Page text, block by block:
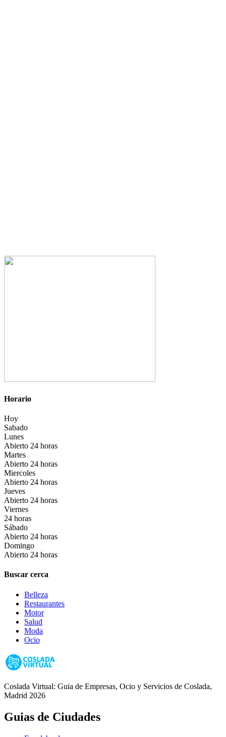
Horario
Hoy
Sabado
Lunes
Abierto 24 horas
Martes
Abierto 24 horas
Miercoles
Abierto 24 horas
Jueves
Abierto 24 horas
Viernes
24 horas
Sábado
Abierto 24 horas
Domingo
Abierto 24 horas
Buscar cerca
Belleza
Restaurantes
Motor
Salud
Moda
Ocio
Coslada Virtual: Guia de Empresas, Ocio y Servicios de Coslada,
Madrid 2026
Guias de Ciudades